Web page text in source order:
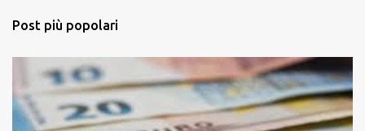
Post più popolari